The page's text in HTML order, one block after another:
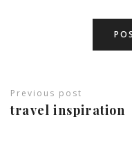
Previous post
travel inspiration